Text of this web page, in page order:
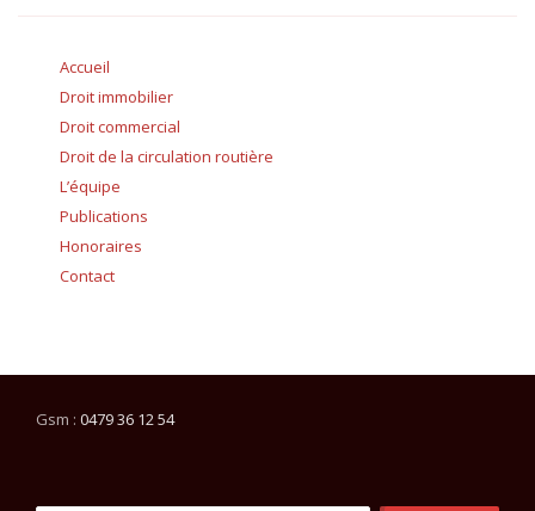
Accueil
Droit immobilier
Droit commercial
Droit de la circulation routière
L’équipe
Publications
Honoraires
Contact
Gsm : 0479 36 12 54